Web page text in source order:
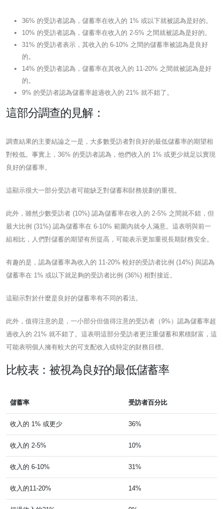
36% 的受訪者認為，儲蓄率在收入的 1% 或以下就被認為是好的。
10% 的受訪者認為，儲蓄率在收入的 2-5% 之間就被認為是好的。
31% 的受訪者表示，其收入的 6-10% 之間的儲蓄率被認為是良好
的。
14% 的受訪者認為，儲蓄率在其收入的 11-20% 之間就被認為是好
的。
9% 的受訪者認為儲蓄率超過收入的 21% 就不錯了。
這部分調查的見解：
調查結果的主要結論之一是，大多數受訪者對良好的最低儲蓄率的期望相
對較低。事實上，36% 的受訪者認為，他們收入的 1% 或更少就足以實現
良好的儲蓄率。
這顯示很大一部分受訪者可能缺乏對儲蓄和財務規劃的重視。
此外，雖然少數受訪者 (10%) 認為儲蓄率在收入的 2-5% 之間就不錯，但
最大比例 (31%) 認為儲蓄率在 6-10% 範圍內就令人滿意。這表明與前一
組相比，人們對儲蓄的期望有所提高，可能表示更加重視長期財務安全。
有趣的是，認為儲蓄率為收入的 11-20% 較好的受訪者比例 (14%) 與認為
儲蓄率在 1% 或以下就足夠的受訪者比例 (36%) 相對接近。
這顯示對於什麼是良好的儲蓄率有不同的看法。
此外，值得注意的是，一小部分但值得注意的受訪者（9%）認為儲蓄率超
過收入的 21% 就不錯了。這表明這部分受訪者更注重儲蓄和累積財富，這
可能表明個人擁有較大的可支配收入或特定的財務目標。
比較表：被視為良好的最低儲蓄率
儲蓄率 受訪者百分比
收入的 1% 或更少 36%
收入的 2-5% 10%
收入的 6-10% 31%
收入的11-20% 14%